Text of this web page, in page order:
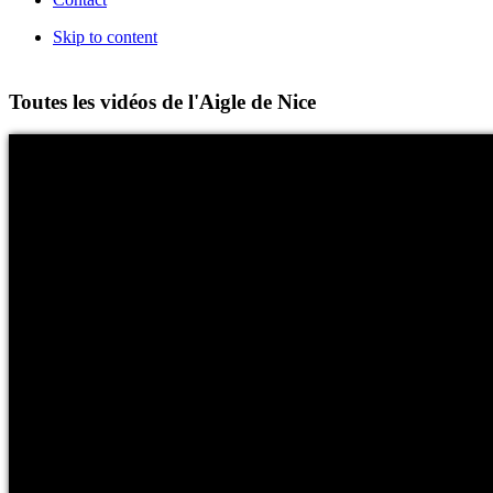
Skip to content
Toutes les vidéos de l'Aigle de Nice